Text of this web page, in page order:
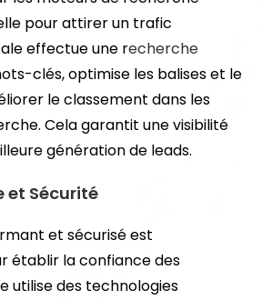
pour attirer un trafic
effectue une recherche
clés, optimise les balises et le
le classement dans les
Cela garantit une visibilité
génération de leads.
et Sécurité
et sécurisé est
établir la confiance des
utilise des technologies